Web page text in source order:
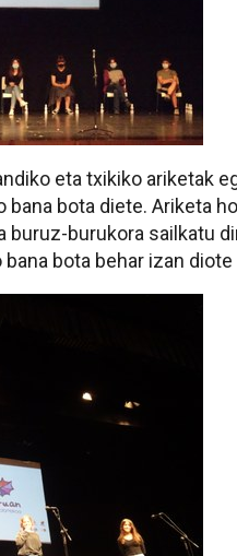
eta txikiko ariketak
bana bota diete. Ariketa
buruz-burukora sailkatu
bota behar izan diote